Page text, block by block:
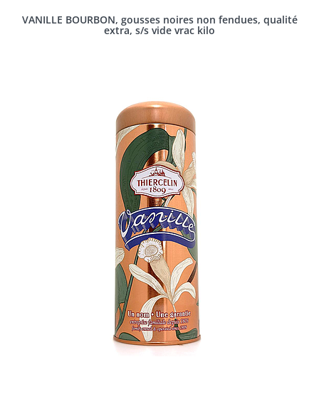
VANILLE BOURBON, gousses noires non fendues, qualité
extra, s/s vide vrac kilo